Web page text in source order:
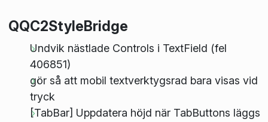
QQC2StyleBridge
Undvik nästlade Controls i TextField (fel
406851)
gör så att mobil textverktygsrad bara visas vid
tryck
[TabBar] Uppdatera höjd när TabButtons läggs